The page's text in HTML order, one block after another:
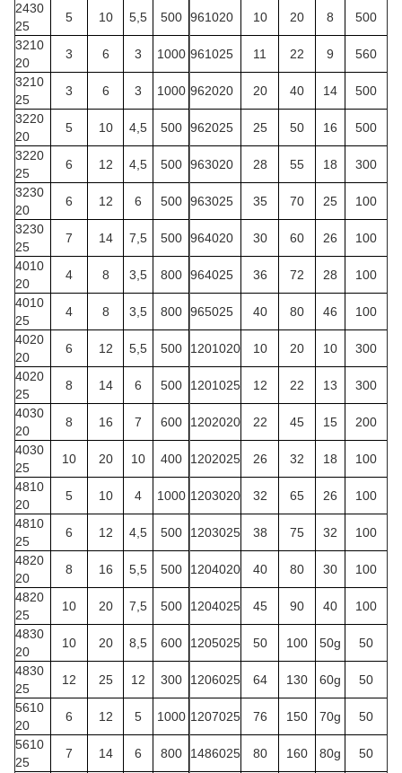
2430
25
5 10 5,5 500 961020 10 20 8
500
3210
20
3 6 3 1000 961025 11 22 9
560
3210
25
3 6 3 1000 962020 20 40 14
500
3220
20
5 10 4,5 500 962025 25 50 16
500
3220
25
6 12 4,5 500 963020 28 55 18
300
3230
20
6 12 6 500 963025 35 70 25
100
3230
25
7 14 7,5 500 964020 30 60 26
100
4010
20
4 8 3,5 800 964025 36 72 28
100
4010
25
4 8 3,5 800 965025 40 80 46
100
4020
20
6 12 5,5 500 1201020 10 20 10
300
4020
25
8 14 6 500 1201025 12 22 13
300
4030
20
8 16 7 600 1202020 22 45 15
200
4030
25
10 20 10 400 1202025 26 32 18
100
4810
20
5 10 4 1000 1203020 32 65 26
100
4810
25
6 12 4,5 500 1203025 38 75 32
100
4820
20
8 16 5,5 500 1204020 40 80 30
100
4820
25
10 20 7,5 500 1204025 45 90 40
100
4830
20
10 20 8,5 600 1205025 50 100 50g
50
4830
25
12 25 12 300 1206025 64 130 60g
50
5610
20
6 12 5 1000 1207025 76 150 70g
50
5610
25
7 14 6 800 1486025 80 160 80g
50